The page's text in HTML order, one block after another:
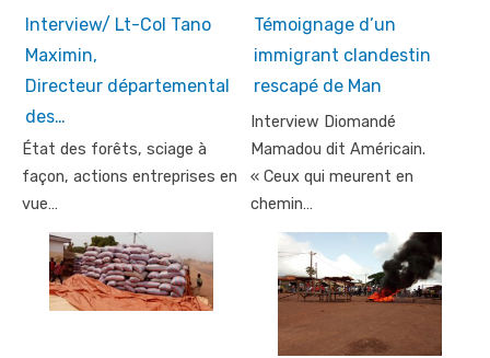
Interview/ Lt-Col Tano
Maximin,
Directeur départemental
des…
État des forêts, sciage à
façon, actions entreprises en
vue…
Témoignage d’un
immigrant clandestin
rescapé de Man
Interview Diomandé
Mamadou dit Américain.
« Ceux qui meurent en
chemin…